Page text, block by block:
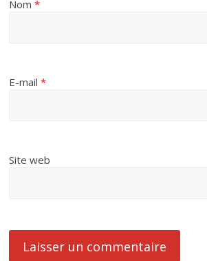
Nom*
E-mail*
Site web